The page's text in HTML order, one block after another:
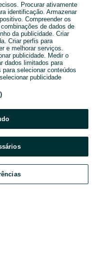
Termos e Condições
Procurar ativamente
identificação. Armazenar
Compreender os
de dados de
da publicidade. Criar
Criar perfis para
e melhorar serviços.
publicidade. Medir o
dados limitados para
selecionar conteúdos
publicidade